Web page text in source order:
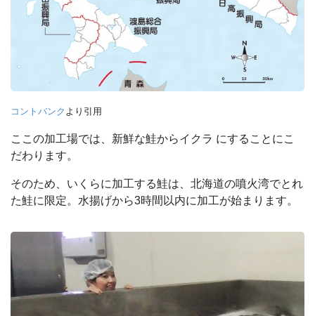
コントバンク より引用
ここの加工場では、新鮮な鮭からイクラ にすることにこ
だわります。
そのため、いくらに加工する鮭は、北海道の噴火湾でとれ
た鮭に限定。水揚げから3時間以内に加工が始まります。